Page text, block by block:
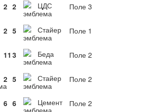
2 2 ЦДС
Поле 3
2 5 Стайер
Поле 1
11 3 Беда
Поле 2
2 5 Стайер
Поле 2
6 6 Цемент
Поле 2